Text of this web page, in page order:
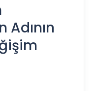
Adının